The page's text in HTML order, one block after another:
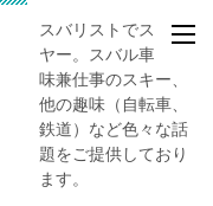
スバリストでスキー
ヤー。スバル車、趣
味兼仕事のスキー、
他の趣味（自転車、
鉄道）など色々な話
題をご提供しており
ます。